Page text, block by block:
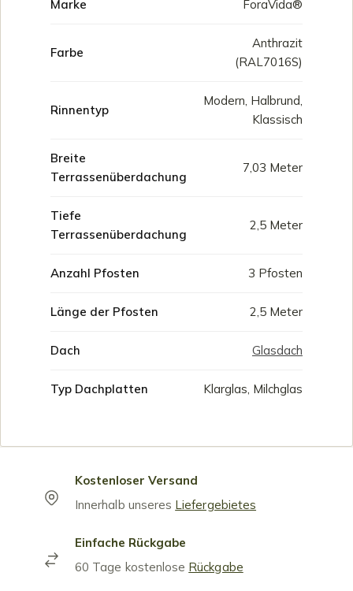
Marke ForaVida®
Farbe
Anthrazit
(RAL7016S)
Rinnentyp
Modern, Halbrund,
Klassisch
Breite
Terrassenüberdachung
7,03 Meter
Tiefe
Terrassenüberdachung
2,5 Meter
Anzahl Pfosten 3 Pfosten
Länge der Pfosten 2,5 Meter
Dach Glasdach
Typ Dachplatten Klarglas, Milchglas
Kostenloser Versand
Innerhalb unseres Liefergebietes
Einfache Rückgabe
60 Tage kostenlose Rückgabe